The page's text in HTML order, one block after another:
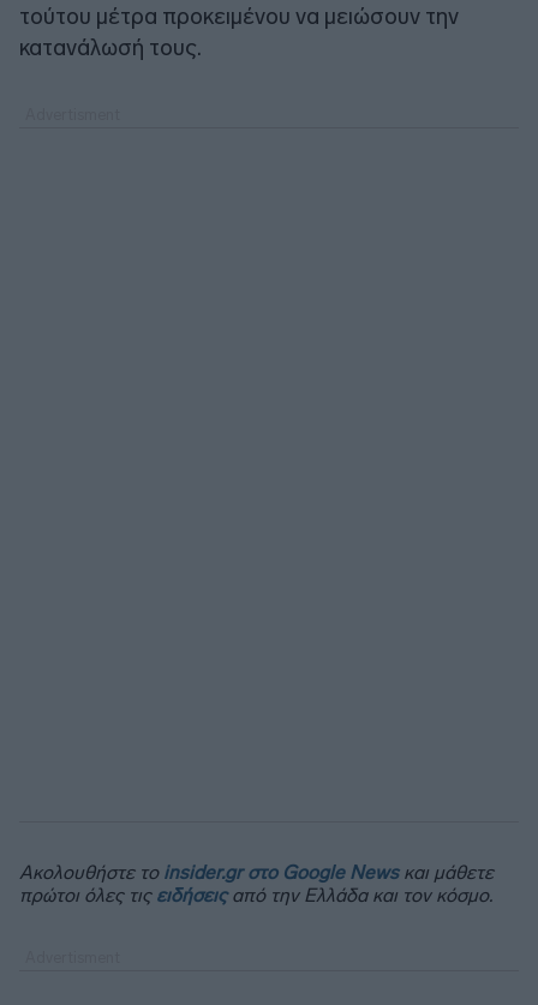
τούτου μέτρα προκειμένου να μειώσουν την
κατανάλωσή τους.
Ακολουθήστε το insider.gr στο Google Newsκαι μάθετε
πρώτοι όλες τις ειδήσειςαπό την Ελλάδα και τον κόσμο.